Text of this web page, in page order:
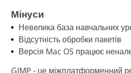
Мінуси
Невелика база навчальних
Відсутність обробки пакетів
Версія Mac OS працює
GIMP - це міжплатформенний